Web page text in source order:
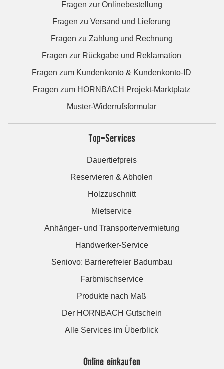
Fragen zur Onlinebestellung
Fragen zu Versand und Lieferung
Fragen zu Zahlung und Rechnung
Fragen zur Rückgabe und Reklamation
Fragen zum Kundenkonto & Kundenkonto-ID
Fragen zum HORNBACH Projekt-Marktplatz
Muster-Widerrufsformular
Top-Services
Dauertiefpreis
Reservieren & Abholen
Holzzuschnitt
Mietservice
Anhänger- und Transportervermietung
Handwerker-Service
Seniovo: Barrierefreier Badumbau
Farbmischservice
Produkte nach Maß
Der HORNBACH Gutschein
Alle Services im Überblick
Online einkaufen